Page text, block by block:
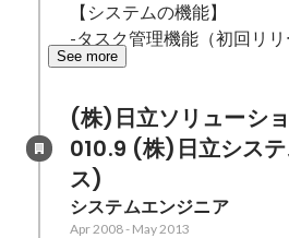
【システムの機能】
-タスク管理機能（初回リリ
See more
(株)日立ソリューシ
010.9 (株)日立シス
ス)
システムエンジニア
Apr 2008- May 2013